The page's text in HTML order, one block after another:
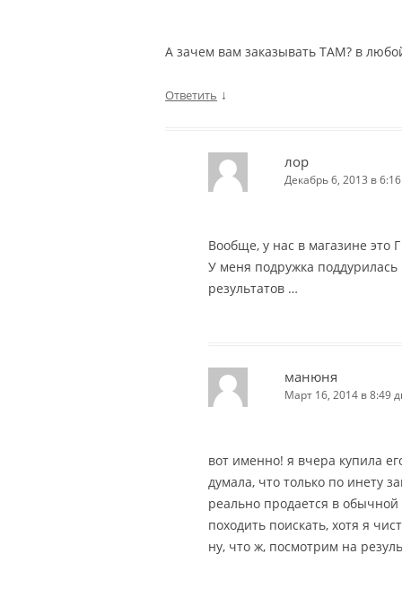
А зачем вам заказывать ТАМ? в
Ответить ↓
лор
Декабрь 6, 2013 в
Вообще, у нас в магазине это
У меня подружка поддурилась
результатов …
манюня
Март 16, 2014 в 8:49
вот именно! я вчера купила
думала, что только по инету
реально продается в
походить поискать, хотя я
ну, что ж, посмотрим на